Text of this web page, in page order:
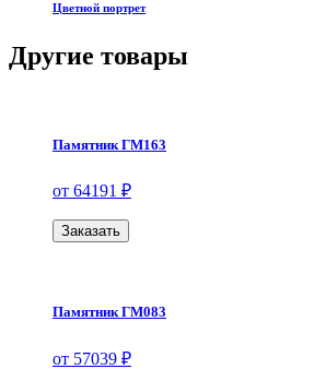
Цветной портрет
Другие товары
Памятник ГМ163
от 64191 ₽
Заказать
Памятник ГМ083
от 57039 ₽